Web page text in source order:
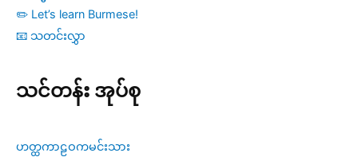
✏️ Let’s learn Burmese!
📧 သတင်းလွှာ
သင်တန်း အုပ်စု
ဟတ္ထကာဠဝကမင်းသား